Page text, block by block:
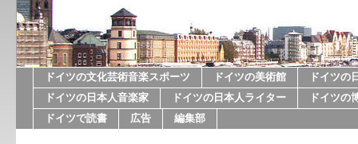
ドイツの文化芸術音楽スポーツ ドイツの美術館
ドイツの
ドイツの日本人音楽家
ドイツの日本人ライター
ドイツの
ドイツで読書
広告 編集部